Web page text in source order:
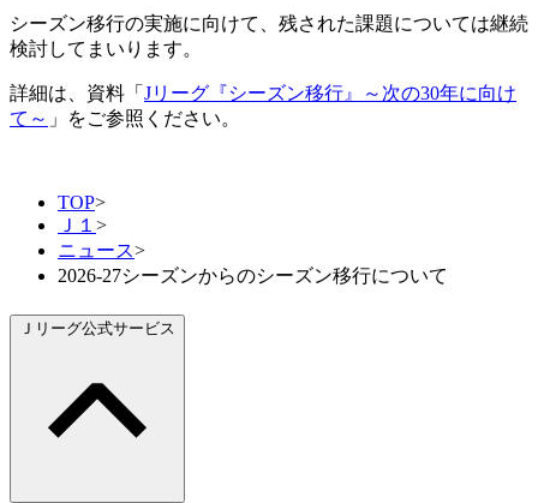
シーズン移行の実施に向けて、残された課題については継続
検討してまいります。
詳細は、資料「 Jリーグ『シーズン移行』～次の30年に向け
て～ 」をご参照ください。
TOP>
Ｊ１ >
ニュース>
2026-27シーズンからのシーズン移行について
Ｊリーグ公式サービス